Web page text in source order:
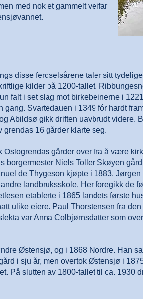
med nok et gammelt veifar
disse ferdselsårene taler sitt
kilder på 1200-tallet.
falt i set slag mot birkebeinerne i
gang. Svartedauen i 1349 fór hardt
Abildsø gikk driften uavbrudt videre.
16 gårder klarte seg.
Oslogrendas gårder over fra å være
borgermester Niels Toller Skøyen
de Thygeson kjøpte i 1883.
landbruksskole. Her foregikk de
etablerte i 1865 landets første
ulike eiere. Paul Thorstensen fra
var Anna Colbjørnsdatter som
Østensjø, og i 1868 Nordre. Han
i sju år, men overtok Østensjø i
På slutten av 1800-tallet til ca. 1930